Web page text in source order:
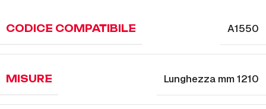
CODICE COMPATIBILE A1550
MISURE Lunghezza mm 1210